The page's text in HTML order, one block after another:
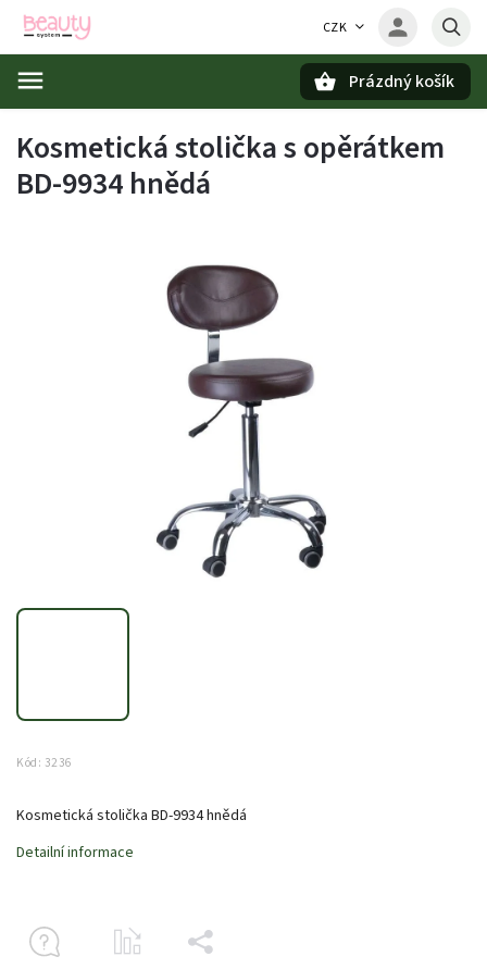
CZK
Prázdný košík
Kosmetická stolička s opěrátkem
BD-9934 hnědá
Kód: 3236
Kosmetická stolička BD-9934 hnědá
Detailní informace